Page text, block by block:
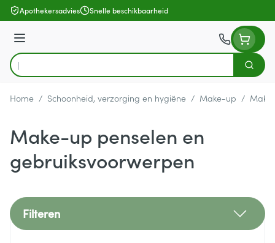
Ga naar de inhoud
Apothekersadvies Snelle beschikbaarheid
Menu
Product, merk, categorie...
Zoek
Home / Schoonheid, verzorging en hygiëne / Make-up /
Make-up penselen en
gebruiksvoorwerpen
Filteren